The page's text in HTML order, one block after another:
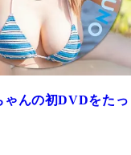
ゃんの初DVDをたっ